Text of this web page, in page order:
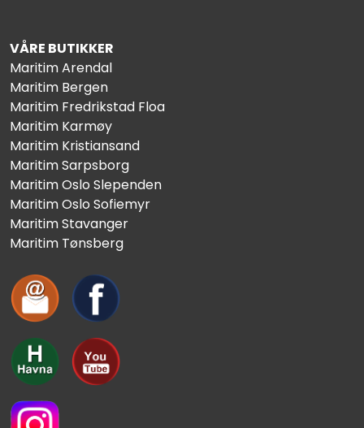
VÅRE BUTIKKER
Maritim Arendal
Maritim Bergen
Maritim Fredrikstad Floa
Maritim Karmøy
Maritim Kristiansand
Maritim Sarpsborg
Maritim Oslo Slependen
Maritim Oslo Sofiemyr
Maritim Stavanger
Maritim Tønsberg